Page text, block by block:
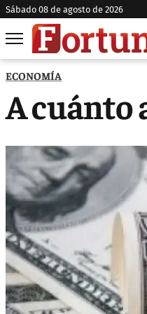
sábado 08 de agosto de 2026
ECONOMÍA
A cuánto